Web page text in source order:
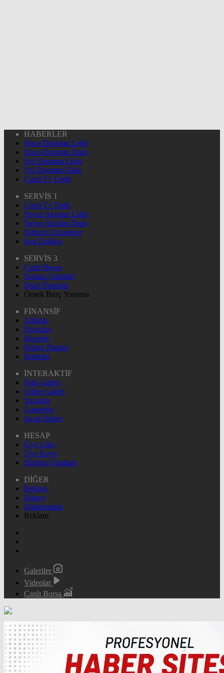
HABERLER
Hava Durumu Light
Hava Durumu Dark
Yol Durumu Light
Yol Durumu Dark
Canlı Tv Light
SERVİS 1
Canlı Tv Dark
Yayın Akışları Light
Yayın Akışları Dark
Nöbetçi Eczaneler
Son Dakika
SERVİS 3
Canlı Borsa
Namaz Vakitleri
Puan Durumu
Örnek Burç Yorumu
FİNANSİF
Altınlar
Dövizler
Hisseler
Kripto Paralar
Pariteler
İNTERAKTİF
Foto Galeri
Video Galeri
Yazarlar
Gazeteler
Sıcak Haber
HESAP
Üye Giriş
Üye Kayıt
Şifremi Unuttum
DİĞER
İletişim
Künye
Hakkımızda
Reklam
Galeriler
Videolar
Canlı Borsa